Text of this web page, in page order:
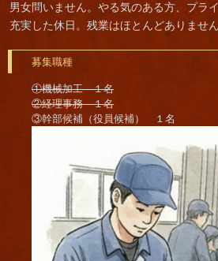
男女問いません。やる気のある方、プラ
充実した休日。残業はほとんどありません
募集職種
①機械加工 １名
②経理事務 １名
③幹部候補（役員候補） １名